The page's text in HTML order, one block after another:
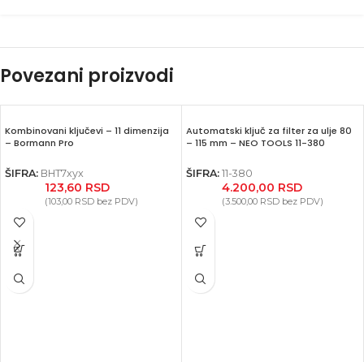
Povezani proizvodi
Kombinovani ključevi – 11 dimenzija
– Bormann Pro
ŠIFRA: BHT7xyx
123,60 RSD
(103,00 RSDbez PDV)
Automatski ključ za filter za ulje 80
– 115 mm – NEO TOOLS 11-380
ŠIFRA: 11-380
4.200,00 RSD
(3.500,00 RSDbez PDV)